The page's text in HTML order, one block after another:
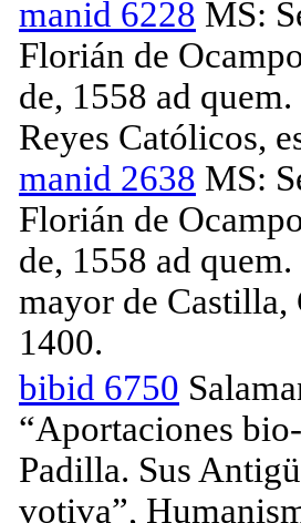
manid 6228 MS:
Florián de
de, 1558 ad
Reyes Católicos,
manid 2638 MS:
Florián de
de, 1558 ad
mayor de
1400.
bibid 6750
“Aportaciones
Padilla. Sus
votiva”,